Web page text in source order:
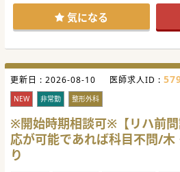
気になる
更新日 : 2026-08-10 医師求人ID :
NEW 非常勤 整形外科
※開始時期相談可※【リハ前
応が可能であれば科目不問/
り